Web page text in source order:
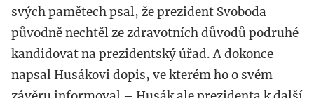
svých pamětech psal, že prezident Svoboda
původně nechtěl ze zdravotních důvodů podruhé
kandidovat na prezidentský úřad. A dokonce
napsal Husákovi dopis, ve kterém ho o svém